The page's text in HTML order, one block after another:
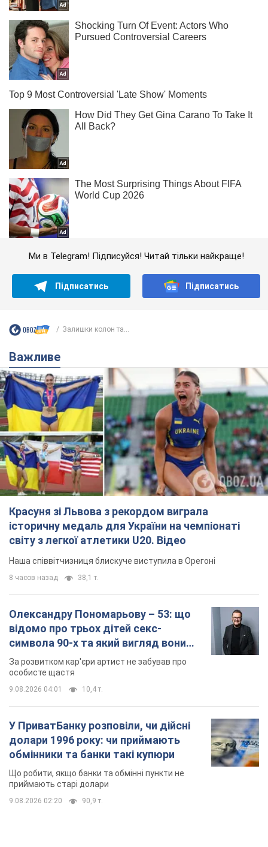
Ми в Telegram! Підписуйся! Читай тільки найкраще!
Підписатись Підписатись
Залишки колон та...
Важливе
Красуня зі Львова з рекордом виграла
історичну медаль для України на чемпіонаті
світу з легкої атлетики U20. Відео
Наша співвітчизниця блискуче виступила в Орегоні
8 часов назад 38,1 т.
Олександру Пономарьову – 53: що
відомо про трьох дітей секс-
символа 90-х та який вигляд вони
мають
За розвитком кар'єри артист не забував про
особисте щастя
9.08.2026 04:01 10,4 т.
У ПриватБанку розповіли, чи дійсні
долари 1996 року: чи приймають
обмінники та банки такі купюри
Що робити, якщо банки та обмінні пункти не
приймають старі долари
9.08.2026 02:20 90,9 т.